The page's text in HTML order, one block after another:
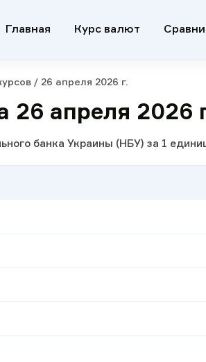
Главная Курс валют
/ 26 апреля 2026 г.
26 апреля 2026
банка Украины (НБУ) за 1